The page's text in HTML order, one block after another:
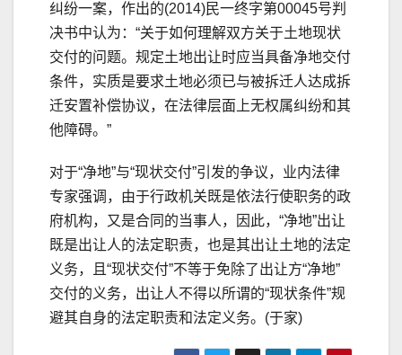
纠纷一案，作出的(2014)民一终字第00045号判
决书中认为：“关于如何理解双方关于土地现状
交付的问题。规定土地出让时应当具备净地交付
条件，实质是要求土地必须已与被拆迁人达成拆
迁安置补偿协议，在法律层面上无权属纠纷和其
他障碍。”
对于“净地”与“现状交付”引发的争议，业内法律
专家强调，由于行政机关既是依法行使职务的政
府机构，又是合同的当事人，因此，“净地”出让
既是出让人的法定职责，也是其出让土地的法定
义务，且“现状交付”不等于免除了出让方“净地”
交付的义务，出让人不得以所谓的“现状条件”规
避其自身的法定职责和法定义务。(于家)